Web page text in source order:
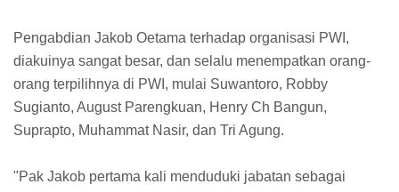
Pengabdian Jakob Oetama terhadap organisasi PWI,
diakuinya sangat besar, dan selalu menempatkan orang-
orang terpilihnya di PWI, mulai Suwantoro, Robby
Sugianto, August Parengkuan, Henry Ch Bangun,
Suprapto, Muhammat Nasir, dan Tri Agung.
"Pak Jakob pertama kali menduduki jabatan sebagai